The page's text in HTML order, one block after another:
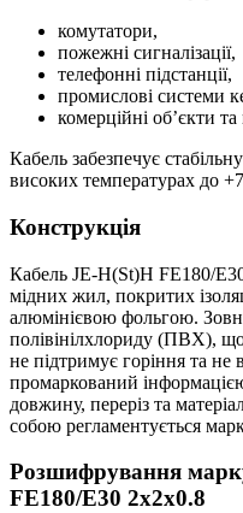
комутатори,
пожежні сигналізації,
телефонні підстанції,
промислові системи
комерційні об’єкти
Кабель забезпечує
високих температурах до
Конструкція
Кабель JE-H(St)H FE180/
мідних жил, покритих
алюмінієвою фольгою.
полівінілхлориду (ПВХ), що
не підтримує горіння та не
промаркований
довжину, переріз та
собою регламентується
Розшифрування
FE180/E30 2х2х0.8